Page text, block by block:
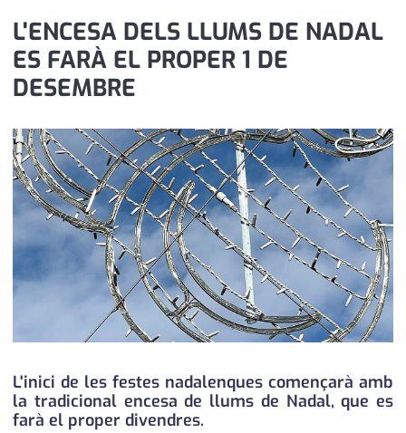
empresa
esports
medi ambient
opinió
política
promo serveis
reportatge
serveis
contacte
telèfons
calendari
L'ENCESA DELS LLUMS DE NADAL
ES FARÀ EL PROPER 1 DE
DESEMBRE
L'inici de les festes nadalenques començarà amb
la tradicional encesa de llums de Nadal, que es
farà el proper divendres.